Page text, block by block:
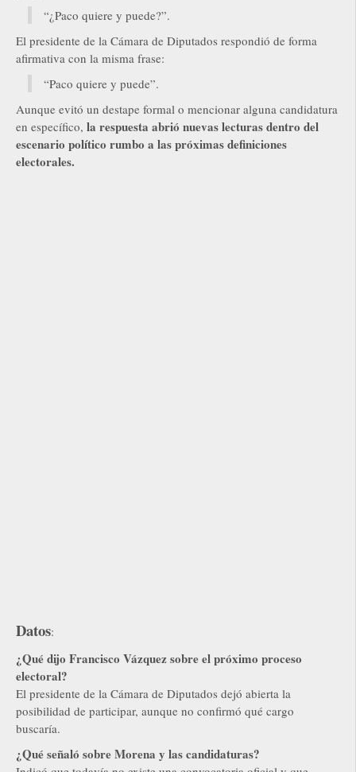
“¿Paco quiere y puede?”.
El presidente de la Cámara de Diputados respondió de forma
afirmativa con la misma frase:
“Paco quiere y puede”.
Aunque evitó un destape formal o mencionar alguna candidatura
en específico, la respuesta abrió nuevas lecturas dentro del
escenario político rumbo a las próximas definiciones
electorales.
Datos:
¿Qué dijo Francisco Vázquez sobre el próximo proceso
electoral?
El presidente de la Cámara de Diputados dejó abierta la
posibilidad de participar, aunque no confirmó qué cargo
buscaría.
¿Qué señaló sobre Morena y las candidaturas?